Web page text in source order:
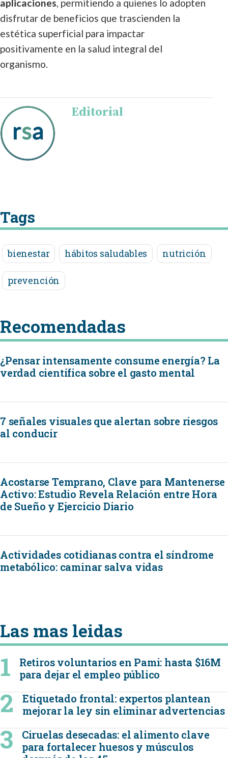
aplicaciones, permitiendo a quienes lo adopten
disfrutar de beneficios que trascienden la
estética superficial para impactar
positivamente en la salud integral del
organismo.
Editorial
Tags
bienestar hábitos saludables nutrición
prevención
Recomendadas
¿Pensar intensamente consume energía? La
verdad científica sobre el gasto mental
7 señales visuales que alertan sobre riesgos
al conducir
Acostarse Temprano, Clave para Mantenerse
Activo: Estudio Revela Relación entre Hora
de Sueño y Ejercicio Diario
Actividades cotidianas contra el síndrome
metabólico: caminar salva vidas
Las mas leidas
Retiros voluntarios en Pami: hasta $16M
para dejar el empleo público
Etiquetado frontal: expertos plantean
mejorar la ley sin eliminar advertencias
Ciruelas desecadas: el alimento clave
para fortalecer huesos y músculos